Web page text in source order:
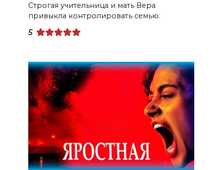
Строгая учительница и мать Вера
привыкла контролировать семью.
5